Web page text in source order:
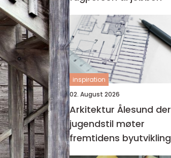
inspiration
02. August 2026
Arkitektur Ålesund der
jugendstil møter
fremtidens byutvikling